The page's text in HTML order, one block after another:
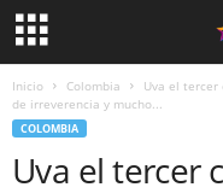
Inicio Colombia
Uva el tercer
de irreverencia y mucho...
COLOMBIA
Uva el tercer